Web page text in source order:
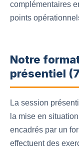
complémentaires
points
Notre
présentiel
La session
la mise en
encadrés par un
effectuent des